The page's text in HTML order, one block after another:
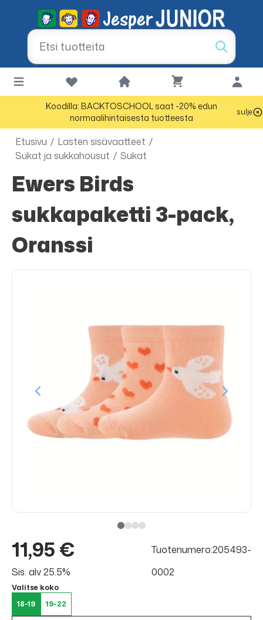
Koodilla: BACKTOSCHOOL saat -20% edun
normaalihintaisesta tuotteesta
sulje
Etusivu / Lasten sisävaatteet /
Sukat ja sukkahousut / Sukat
Ewers Birds
sukkapaketti 3-pack,
Oranssi
11,95 €
Sis. alv 25.5%
Tuotenumero:205493-
0002
Valitse koko
18-19
19-22